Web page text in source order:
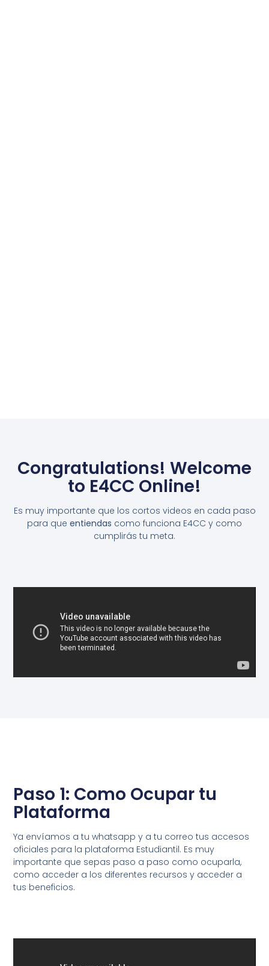
Congratulations! Welcome
to E4CC Online!
Es muy importante que los cortos videos en cada paso
para que entiendas como funciona E4CC y como
cumplirás tu meta.
Paso 1: Como Ocupar tu
Plataforma
Ya envíamos a tu whatsapp y a tu correo tus accesos
oficiales para la plataforma Estudiantil. Es muy
importante que sepas paso a paso como ocuparla,
como acceder a los diferentes recursos y acceder a
tus beneficios.